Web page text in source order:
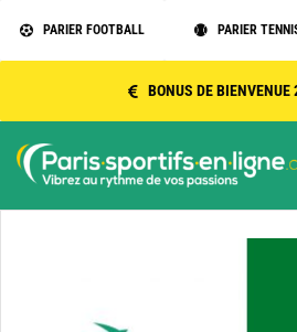
contenu
PARIER FOOTBALL PARIER
BONUS DE